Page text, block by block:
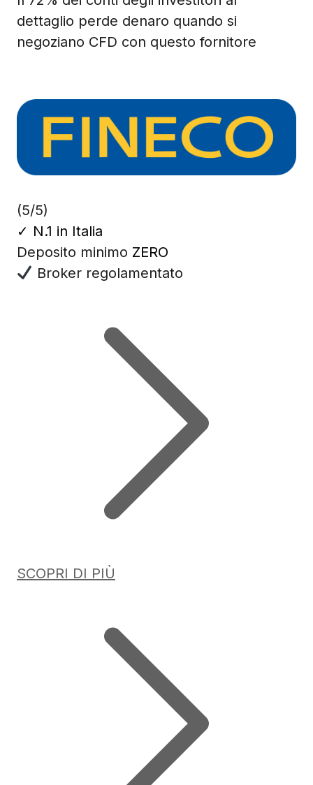
dettaglio perde denaro quando si
negoziano CFD con questo fornitore
(5/5)
✓ N.1 in Italia
Deposito minimo ZERO
Broker regolamentato
SCOPRI DI PIÙ